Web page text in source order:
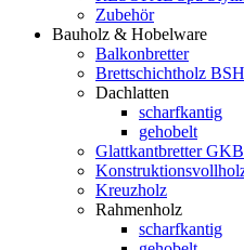
Zubehör
Bauholz & Hobelware
Balkonbretter
Brettschichtholz BSH
Dachlatten
scharfkantig
gehobelt
Glattkantbretter GKB
Kreuzholz
Rahmenholz
scharfkantig